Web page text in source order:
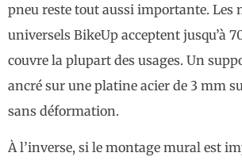
pneu reste tout aussi importante. Les
universels BikeUp acceptent jusqu’à
couvre la plupart des usages. Un
ancré sur une platine acier de 3 mm
sans déformation.
À l’inverse, si le montage mural est